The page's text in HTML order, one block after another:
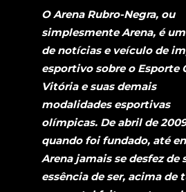
O Arena Rubro-Negra, ou
simplesmente Arena, é
de notícias e veículo de
esportivo sobre o Esporte
Vitória e suas demais
modalidades esportivas
olímpicas. De abril de
quando foi fundado, até
Arena jamais se desfez de
essência de ser, acima de